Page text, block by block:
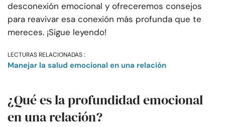
desconexión emocional y ofreceremos consejos
para reavivar esa conexión más profunda que te
mereces. ¡Sigue leyendo!
LECTURAS RELACIONADAS :
Manejar la salud emocional en una relación
¿Qué es la profundidad emocional
en una relación?